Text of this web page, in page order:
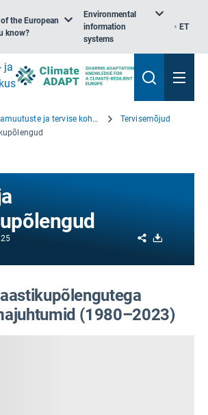
the European
know?
Environmental
information
systems
ET
Tõendid kliimamuutuste ja tervise kohta
Tervisemõjud
Share
(1980–2023)